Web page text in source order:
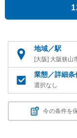
地域／駅
[大阪] 大阪狭山
業態／詳細条
選択なし
今の条件を